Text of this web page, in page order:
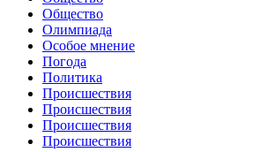
Общество
Олимпиада
Особое мнение
Погода
Политика
Происшествия
Происшествия
Происшествия
Происшествия